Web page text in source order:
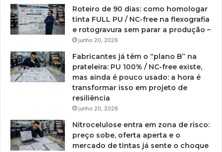
Roteiro de 90 dias: como homologar
tinta FULL PU / NC-free na flexografia
e rotogravura sem parar a produção –
junho 20, 2026
Fabricantes já têm o “plano B” na
prateleira: PU 100% / NC-free existe,
mas ainda é pouco usado: a hora é
transformar isso em projeto de
resiliência
junho 20, 2026
Nitrocelulose entra em zona de risco:
preço sobe, oferta aperta e o
mercado de tintas já sente o choque